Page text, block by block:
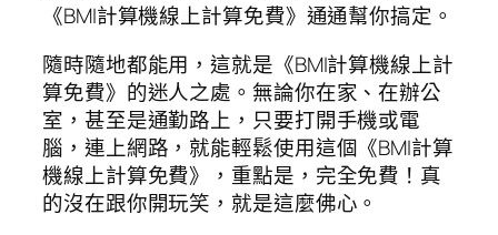
《BMI計算機線上計算免費》通通幫你搞定。
隨時隨地都能用，這就是《BMI計算機線上計
算免費》的迷人之處。無論你在家、在辦公
室，甚至是通勤路上，只要打開手機或電
腦，連上網路，就能輕鬆使用這個《BMI計算
機線上計算免費》，重點是，完全免費！真
的沒在跟你開玩笑，就是這麼佛心。